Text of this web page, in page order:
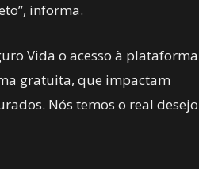
informa.
Vida o acesso à plataforma
gratuita, que impactam
Nós temos o real desejo